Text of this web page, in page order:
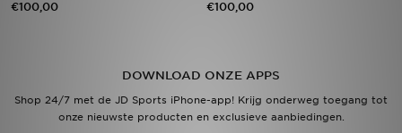
€100,00 €100,00
DOWNLOAD ONZE APPS
Shop 24/7 met de JD Sports iPhone-app! Krijg onderweg toegang tot
onze nieuwste producten en exclusieve aanbiedingen.
Bestelling traceren
Mijn JD